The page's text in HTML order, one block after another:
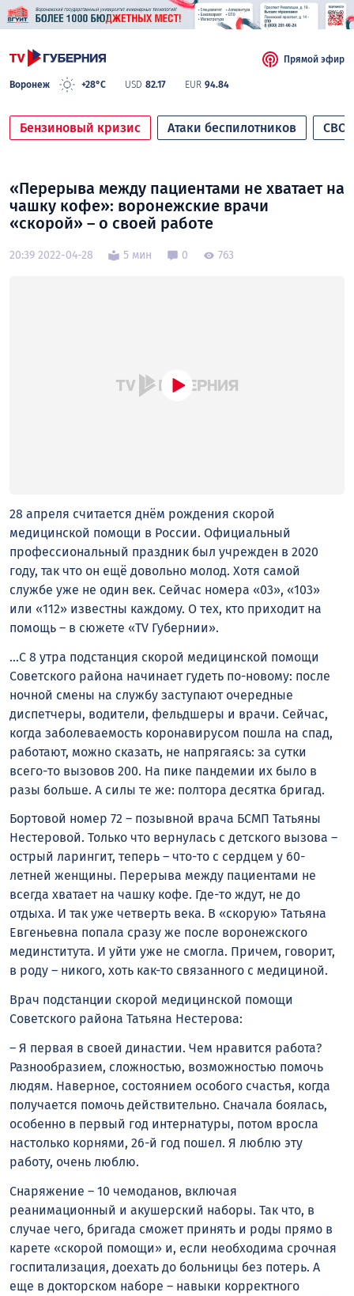
Воронеж +28°C USD 82.17 EUR 94.84
Прямой эфир
Бензиновый кризис Атаки беспилотников СВО
«Перерыва между пациентами не хватает на
чашку кофе»: воронежские врачи
«скорой» – о своей работе
20:39 2022-04-28 5 мин 0 763
28 апреля считается днём рождения скорой
медицинской помощи в России. Официальный
профессиональный праздник был учрежден в 2020
году, так что он ещё довольно молод. Хотя самой
службе уже не один век. Сейчас номера «03», «103»
или «112» известны каждому. О тех, кто приходит на
помощь – в сюжете «TV Губернии».
…С 8 утра подстанция скорой медицинской помощи
Советского района начинает гудеть по-новому: после
ночной смены на службу заступают очередные
диспетчеры, водители, фельдшеры и врачи. Сейчас,
когда заболеваемость коронавирусом пошла на спад,
работают, можно сказать, не напрягаясь: за сутки
всего-то вызовов 200. На пике пандемии их было в
разы больше. А силы те же: полтора десятка бригад.
Бортовой номер 72 – позывной врача БСМП Татьяны
Нестеровой. Только что вернулась с детского вызова –
острый ларингит, теперь – что-то с сердцем у 60-
летней женщины. Перерыва между пациентами не
всегда хватает на чашку кофе. Где-то ждут, не до
отдыха. И так уже четверть века. В «скорую» Татьяна
Евгеньевна попала сразу же после воронежского
мединститута. И уйти уже не смогла. Причем, говорит,
в роду – никого, хоть как-то связанного с медициной.
Врач подстанции скорой медицинской помощи
Советского района Татьяна Нестерова:
– Я первая в своей династии. Чем нравится работа?
Разнообразием, сложностью, возможностью помочь
людям. Наверное, состоянием особого счастья, когда
получается помочь действительно. Сначала боялась,
особенно в первый год интернатуры, потом вросла
настолько корнями, 26-й год пошел. Я люблю эту
работу, очень люблю.
Снаряжение – 10 чемоданов, включая
реанимационный и акушерский наборы. Так что, в
случае чего, бригада сможет принять и роды прямо в
карете «скорой помощи» и, если необходима срочная
госпитализация, доехать до больницы без потерь. А
еще в докторском наборе – навыки корректного